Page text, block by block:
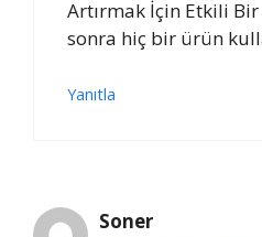
Artırmak İçin Etkili
sonra hiç bir ürün
Yanıtla
Soner